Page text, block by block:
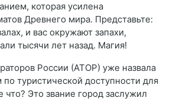
которая усилена
Древнего мира. Представьте:
и вас окружают запахи,
тысячи лет назад. Магия!
России (АТОР) уже назвала
туристической доступности для
что? Это звание город заслужил